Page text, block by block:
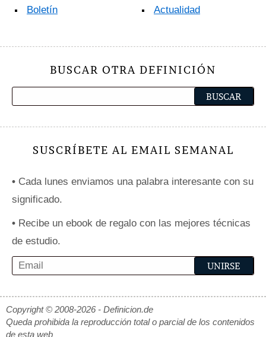
Boletín Actualidad
BUSCAR OTRA DEFINICIÓN
SUSCRÍBETE AL EMAIL SEMANAL
• Cada lunes enviamos una palabra interesante con su
significado.
• Recibe un ebook de regalo con las mejores técnicas
de estudio.
Copyright © 2008-2026 - Definicion.de
Queda prohibida la reproducción total o parcial de los contenidos
de esta web